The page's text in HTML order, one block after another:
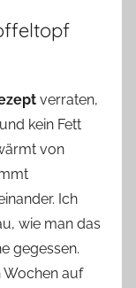
verraten,
kein Fett
von
Ich
wie man das
gegessen.
Wochen auf